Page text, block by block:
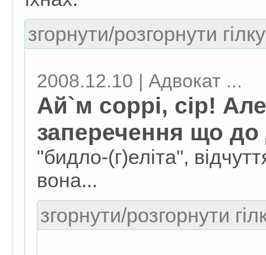
згорнути/розгорнути
2008.12.10 | Адвокат ...
Ай`м соррі, сір!
заперечення що до
"бидло-(г)еліта",
вона...
згорнути/розгорнути